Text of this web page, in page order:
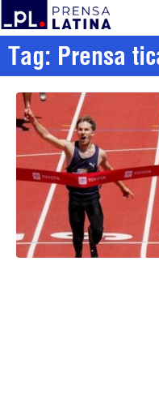
Tag: Prensa